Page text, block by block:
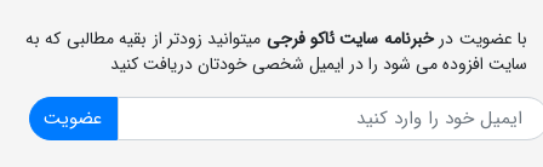
با عضویت درخبرنامه سایت ئاکو فرجی میتوانید زودتر از بقیه مطالبی که به
سایت افزوده می شود را در ایمیل شخصی خودتان دریافت کنید
عضویت